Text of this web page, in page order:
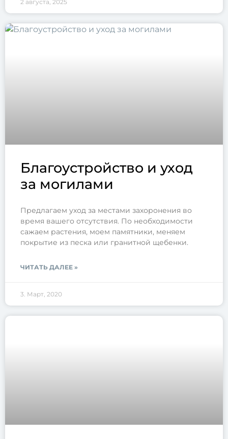
2 августа, 2025
Благоустройство и уход
за могилами
Предлагаем уход за местами захоронения во
время вашего отсутствия. По необходимости
сажаем растения, моем памятники, меняем
покрытие из песка или гранитной щебенки.
ЧИТАТЬ ДАЛЕЕ »
3. Март, 2020